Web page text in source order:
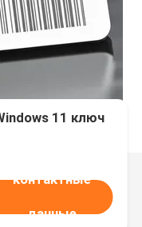
11 ключ
контактные
данные